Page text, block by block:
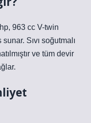
963 cc V-twin
Sıvı soğutmalı
ve tüm devir